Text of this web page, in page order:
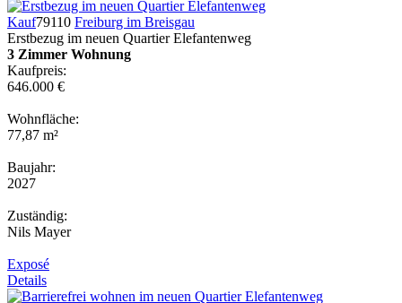
Kauf79110 Freiburg im Breisgau
Erstbezug im neuen Quartier Elefantenweg
3 Zimmer Wohnung
Kaufpreis:
646.000 €
Wohnfläche:
77,87 m²
Baujahr:
2027
Zuständig:
Nils Mayer
Exposé
Details